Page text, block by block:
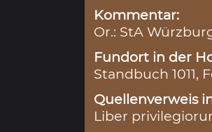
Kommentar:
Or.: StA
Fundort in der
Standbuch 1011,
Quellenverweis
Liber